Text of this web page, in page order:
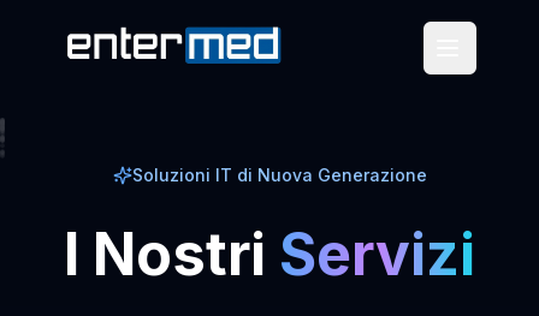
Soluzioni IT di Nuova Generazione
I Nostri Servizi